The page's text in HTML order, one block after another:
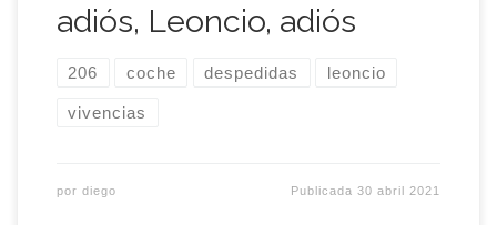
adiós, Leoncio, adiós
206 coche despedidas leoncio
vivencias
por diego Publicada30 abril 2021